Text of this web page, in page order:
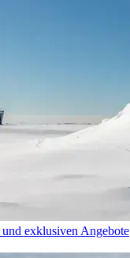
exklusiven Angebote